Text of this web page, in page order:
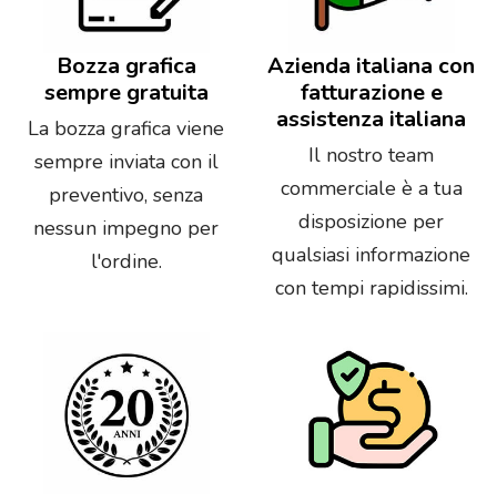
Bozza grafica
sempre gratuita
La bozza grafica viene
sempre inviata con il
preventivo, senza
nessun impegno per
l'ordine.
Azienda italiana con
fatturazione e
assistenza italiana
Il nostro team
commerciale è a tua
disposizione per
qualsiasi informazione
con tempi rapidissimi.